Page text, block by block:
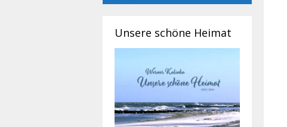
Unsere schöne Heimat